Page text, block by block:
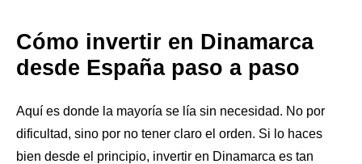
Cómo invertir en Dinamarca
desde España paso a paso
Aquí es donde la mayoría se lía sin necesidad. No por
dificultad, sino por no tener claro el orden. Si lo haces
bien desde el principio, invertir en Dinamarca es tan